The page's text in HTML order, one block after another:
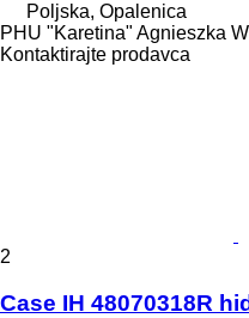
Poljska, Opalenica
PHU "Karetina" Agnieszka
Kontaktirajte prodavca
2
Case IH 48070318R